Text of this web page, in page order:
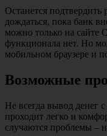
Останется подтвердить
дождаться, пока банк
можно только на сайте
функционала нет. Но
мобильном браузере и
Возможные
Не всегда вывод денег
проходит легко и
случаются проблемы –